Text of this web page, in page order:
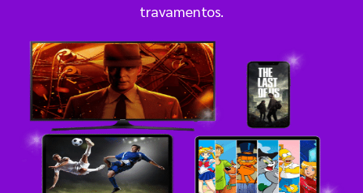
travamentos.